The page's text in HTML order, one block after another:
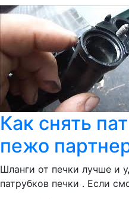
Как снять
пежо
Шланги от печки лучше и
патрубков печки . Если